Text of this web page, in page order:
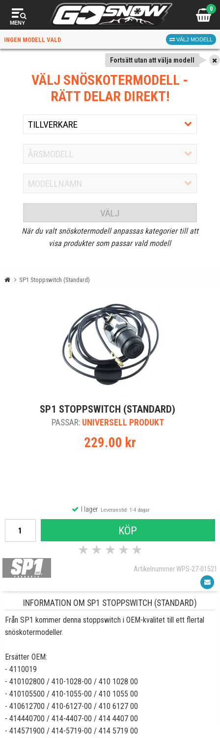
MENY
0
INGEN MODELL VALD VÄLJ MODELL
Fortsätt utan att välja modell
VÄLJ SNÖSKOTERMODELL -
RÄTT DELAR DIREKT!
VÄLJ
När du valt snöskotermodell anpassas kategorier till att
visa produkter som passar vald modell
SP1 Stoppswitch (Standard)
SP1 STOPPSWITCH (STANDARD)
PASSAR: UNIVERSELL PRODUKT
229.00 kr
I lagerLeveranstid: 1-4 dagar
KÖP
★ ★ ★ ★ ★
Artikelnummer WPS-27-01521
INFORMATION OM SP1 STOPPSWITCH (STANDARD)
Från SP1 kommer denna stoppswitch i OEM-kvalitet till ett flertal
snöskotermodeller.
Ersätter OEM:
- 4110019
- 410102800 / 410-1028-00 / 410 1028 00
- 410105500 / 410-1055-00 / 410 1055 00
- 410612700 / 410-6127-00 / 410 6127 00
- 414440700 / 414-4407-00 / 414 4407 00
- 414571900 / 414-5719-00 / 414 5719 00